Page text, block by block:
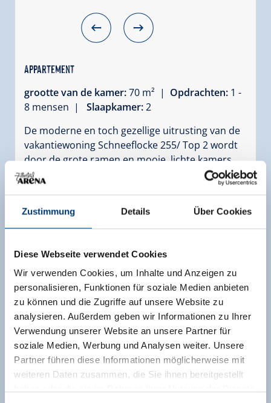
Zustimmung Details Über Cookies
Diese Webseite verwendet Cookies
Wir verwenden Cookies, um Inhalte und Anzeigen zu
personalisieren, Funktionen für soziale Medien anbieten
zu können und die Zugriffe auf unsere Website zu
analysieren. Außerdem geben wir Informationen zu Ihrer
Verwendung unserer Website an unsere Partner für
soziale Medien, Werbung und Analysen weiter. Unsere
Partner führen diese Informationen möglicherweise mit
weiteren Daten zusammen, die Sie ihnen bereitgestellt
Appartement
grootte van de kamer:70 m² | Opdrachten: 1 -
8 mensen |
Slaapkamer:2
De moderne en toch gezellige uitrusting van de
vakantiewoning Schneeflocke 255/ Top 2 wordt
door de grote ramen en mooie, lichte kamers
duidelijk ondersteund. De kamerindeling maakt
comfortabel wonen en vakantie vieren voor
families met kinderen of kleinere groepen
mogelijk. Het grote balkon op het zuiden biedt
een geweldig uitzicht op de bergen van de Hohe
volgende skidag een nieuw traject van het grote
skigebied te ontdekken.
Uitrusting
Beschikbaarheidskalender
Andere kamers en appartementen